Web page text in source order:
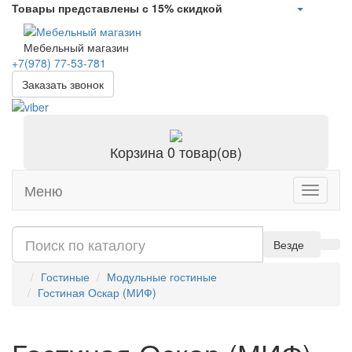
Товары представлены с 15% скидкой
Мебельный магазин
+7(978) 77-53-781
Заказать звонок
Корзина0 товар(ов)
Toggle
Меню
Везде
Гостиные
Модульные гостиные
Гостиная Оскар (МИФ)